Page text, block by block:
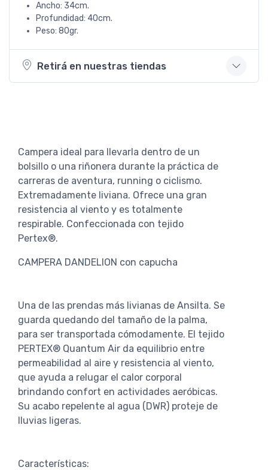
Ancho: 34cm.
Profundidad: 40cm.
Peso: 80gr.
Retirá en nuestras tiendas
Campera ideal para llevarla dentro de un
bolsillo o una riñonera durante la práctica de
carreras de aventura, running o ciclismo.
Extremadamente liviana. Ofrece una gran
resistencia al viento y es totalmente
respirable. Confeccionada con tejido
Pertex®.
CAMPERA DANDELION con capucha
Una de las prendas más livianas de Ansilta. Se
guarda quedando del tamaño de la palma,
para ser transportada cómodamente. El tejido
PERTEX® Quantum Air da equilibrio entre
permeabilidad al aire y resistencia al viento,
que ayuda a relugar el calor corporal
brindando confort en actividades aeróbicas.
Su acabo repelente al agua (DWR) proteje de
lluvias ligeras.
Características: